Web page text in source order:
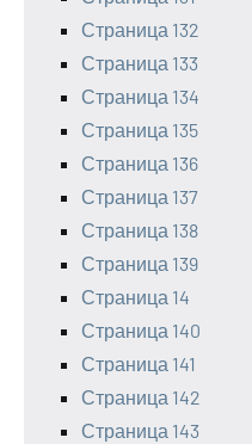
Страница 132
Страница 133
Страница 134
Страница 135
Страница 136
Страница 137
Страница 138
Страница 139
Страница 14
Страница 140
Страница 141
Страница 142
Страница 143